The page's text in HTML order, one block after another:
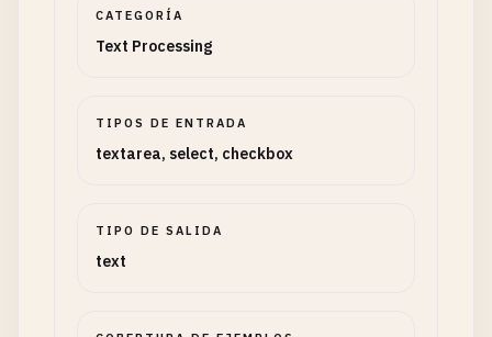
CATEGORÍA
Text Processing
TIPOS DE ENTRADA
textarea, select, checkbox
TIPO DE SALIDA
text